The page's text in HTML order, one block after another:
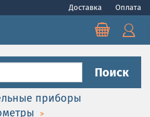
Доставка Оплата
Поиск
приборы